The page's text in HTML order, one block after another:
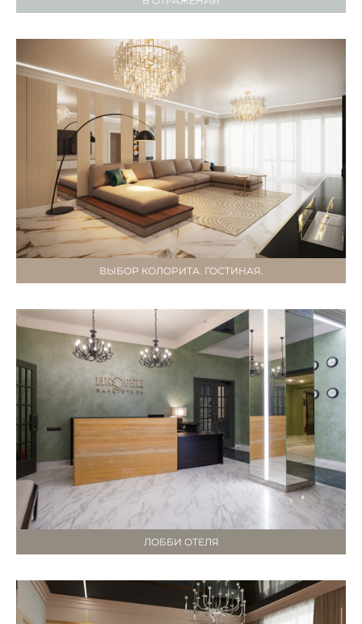
ВЫБОР КОЛОРИТА. ГОСТИНАЯ.
ЛОББИ ОТЕЛЯ